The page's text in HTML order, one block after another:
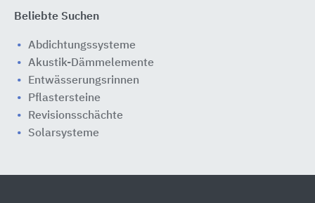
Beliebte Suchen
Abdichtungssysteme
Akustik-Dämmelemente
Entwässerungsrinnen
Pflastersteine
Revisionsschächte
Solarsysteme